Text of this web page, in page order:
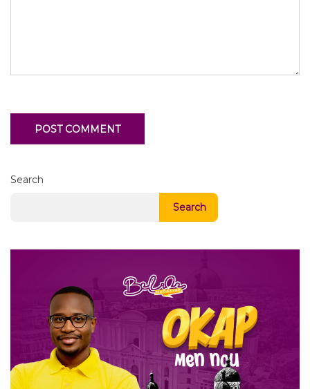
Search
Search